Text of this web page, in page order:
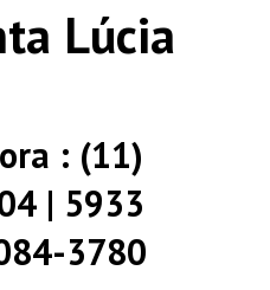
Lúcia
: (11)
| 5933
3780